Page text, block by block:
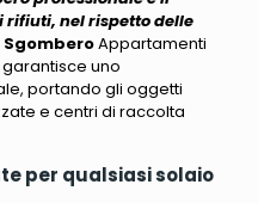
nel rispetto delle
SgomberoAppartamenti
uno
portando gli oggetti
e centri di raccolta
per qualsiasi solaio